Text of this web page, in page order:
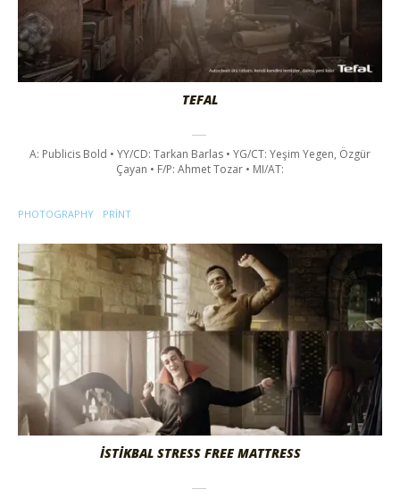
TEFAL
A: Publicis Bold • YY/CD: Tarkan Barlas • YG/CT: Yeşim Yegen, Özgür
Çayan • F/P: Ahmet Tozar • MI/AT:
PHOTOGRAPHY PRINT
İSTİKBAL STRESS FREE MATTRESS